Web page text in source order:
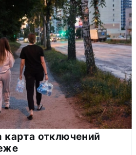
карта отключений